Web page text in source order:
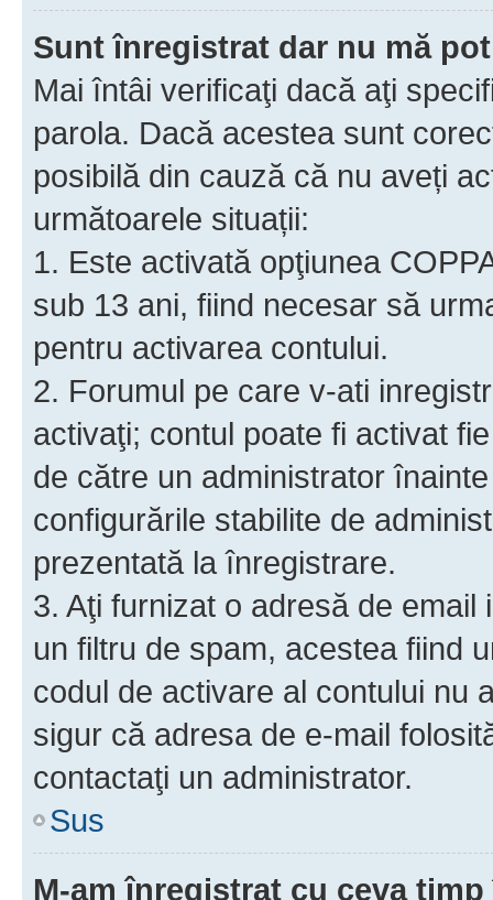
Sunt înregistrat dar nu mă
Mai întâi verificaţi dacă aţi
parola. Dacă acestea sunt
posibilă din cauză că nu aveți
următoarele situații:
1. Este activată opţiunea
sub 13 ani, fiind necesar să
pentru activarea contului.
2. Forumul pe care v-ati
activaţi; contul poate fi activat
de către un administrator
configurările stabilite de
prezentată la înregistrare.
3. Aţi furnizat o adresă de
un filtru de spam, acestea fiind
codul de activare al contului nu
sigur că adresa de e-mail
contactaţi un administrator.
Sus
M-am înregistrat cu ceva